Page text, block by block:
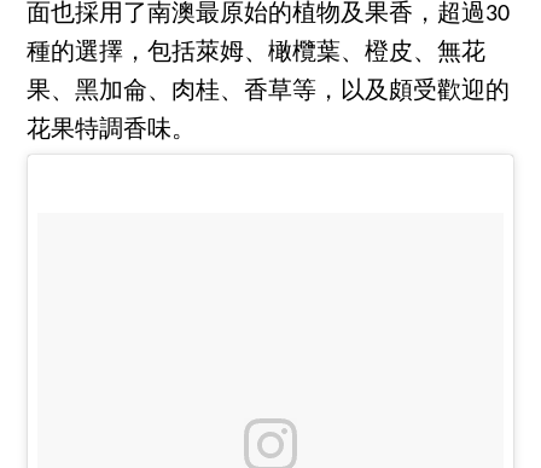
面也採用了南澳最原始的植物及果香，超過30
種的選擇，包括萊姆、橄欖葉、橙皮、無花
果、黑加侖、肉桂、香草等，以及頗受歡迎的
花果特調香味。